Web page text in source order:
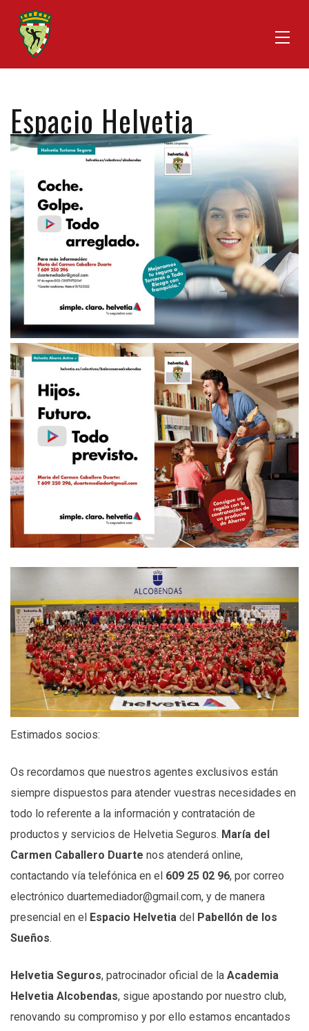
Espacio Helvetia
Estimados socios:
Os recordamos que nuestros agentes exclusivos están
siempre dispuestos para atender vuestras necesidades en
todo lo referente a la información y contratación de
productos y servicios de Helvetia Seguros. María del
Carmen Caballero Duarte nos atenderá online,
contactando vía telefónica en el 609 25 02 96, por correo
electrónico duartemediador@gmail.com, y de manera
presencial en el Espacio Helvetia del Pabellón de los
Sueños.
Helvetia Seguros, patrocinador oficial de la Academia
Helvetia Alcobendas, sigue apostando por nuestro club,
renovando su compromiso y por ello estamos encantados